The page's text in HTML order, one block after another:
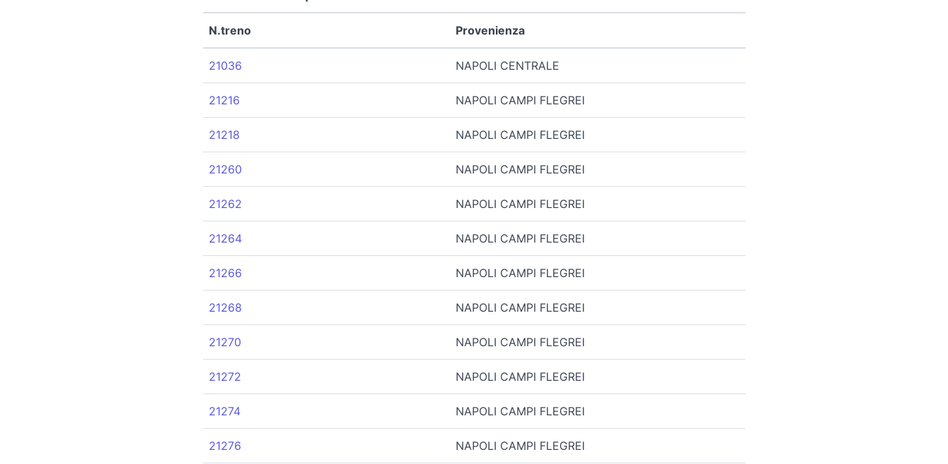
N.treno Provenienza
21036 NAPOLI CENTRALE
21216 NAPOLI CAMPI FLEGREI
21218 NAPOLI CAMPI FLEGREI
21260 NAPOLI CAMPI FLEGREI
21262 NAPOLI CAMPI FLEGREI
21264 NAPOLI CAMPI FLEGREI
21266 NAPOLI CAMPI FLEGREI
21268 NAPOLI CAMPI FLEGREI
21270 NAPOLI CAMPI FLEGREI
21272 NAPOLI CAMPI FLEGREI
21274 NAPOLI CAMPI FLEGREI
21276 NAPOLI CAMPI FLEGREI